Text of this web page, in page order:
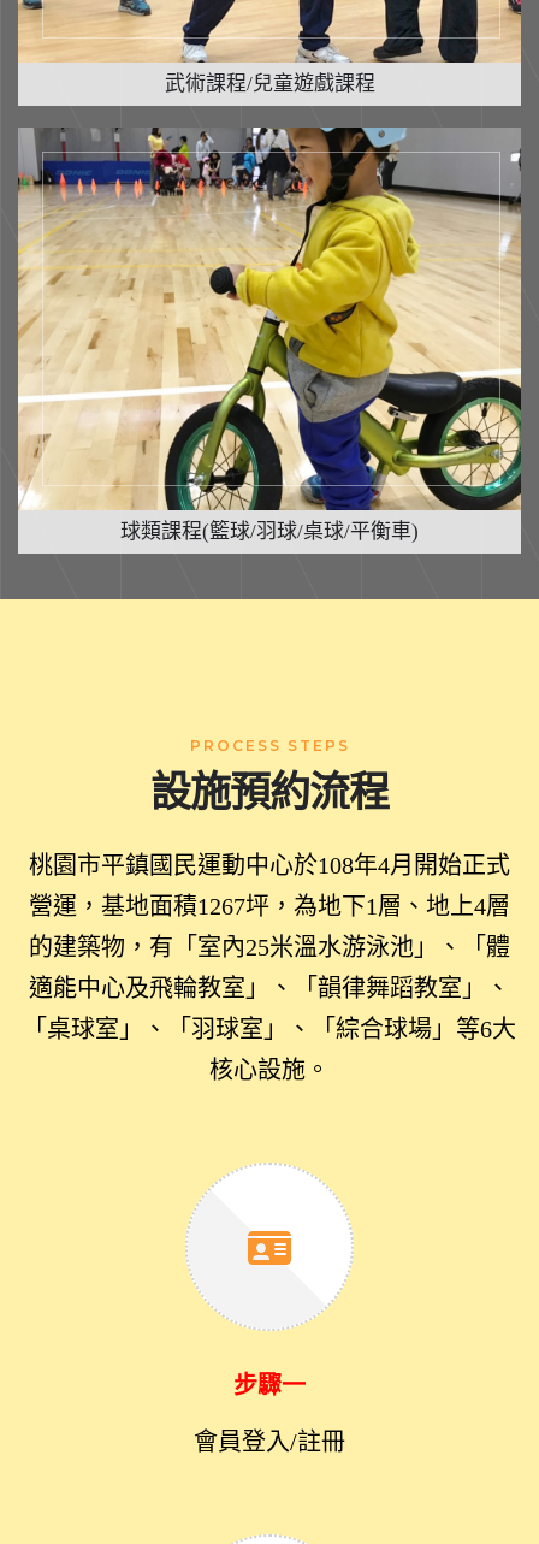
武術課程/兒童遊戲課程
球類課程(籃球/羽球/桌球/平衡車)
PROCESS STEPS
設施預約流程
桃園市平鎮國民運動中心於108年4月開始正式
營運，基地面積1267坪，為地下1層、地上4層
的建築物，有「室內25米溫水游泳池」、「體
適能中心及飛輪教室」、「韻律舞蹈教室」、
「桌球室」、「羽球室」、「綜合球場」等6大
核心設施。
步驟一
會員登入/註冊